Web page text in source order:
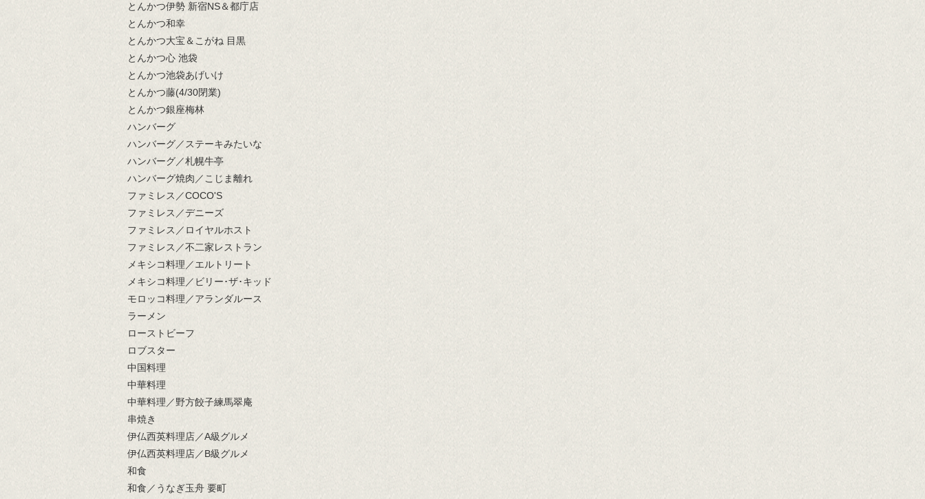
とんかつ伊勢 新宿NS＆都庁店
とんかつ和幸
とんかつ大宝＆こがね 目黒
とんかつ心 池袋
とんかつ池袋あげいけ
とんかつ藤(4/30閉業)
とんかつ銀座梅林
ハンバーグ
ハンバーグ／ステーキみたいな
ハンバーグ／札幌牛亭
ハンバーグ焼肉／こじま離れ
ファミレス／COCO'S
ファミレス／デニーズ
ファミレス／ロイヤルホスト
ファミレス／不二家レストラン
メキシコ料理／エルトリート
メキシコ料理／ビリー･ザ･キッド
モロッコ料理／アランダルース
ラーメン
ローストビーフ
ロブスター
中国料理
中華料理
中華料理／野方餃子練馬翠庵
串焼き
伊仏西英料理店／A級グルメ
伊仏西英料理店／B級グルメ
和食
和食／うなぎ玉舟 要町